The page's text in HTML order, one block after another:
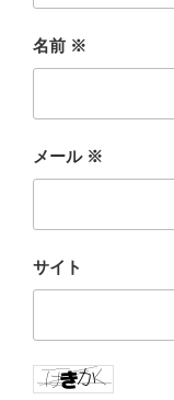
名前 ※
メール ※
サイト